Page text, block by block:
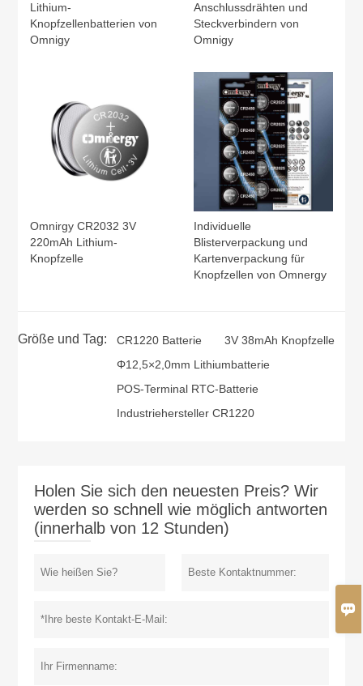

Lithium-
Knopfzellenbatterien von
Omnigy
Anschlussdrähten und
Steckverbindern von
Omnigy
Omnirgy CR2032 3V
220mAh Lithium-
Knopfzelle
Individuelle
Blisterverpackung und
Kartenverpackung für
Knopfzellen von Omnergy
Größe und Tag: CR1220 Batterie
3V 38mAh Knopfzelle
Φ12,5×2,0mm Lithiumbatterie
POS-Terminal RTC-Batterie
Industriehersteller CR1220
Holen Sie sich den neuesten Preis? Wir
werden so schnell wie möglich antworten
(innerhalb von 12 Stunden)